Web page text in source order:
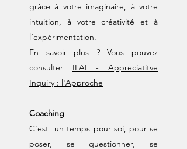
grâce à votre imaginaire, à votre
intuition, à votre créativité et à
l’expérimentation.
En savoir plus ? Vous pouvez
consulter IFAI - Appreciatitve
Inquiry : l'Approche
Coaching
C'est un temps pour soi, pour se
poser, se questionner, se